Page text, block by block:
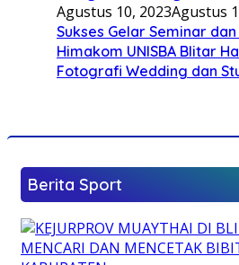
Agustus 10, 2023Agustus
Sukses Gelar Seminar
Himakom UNISBA Blitar
Fotografi Wedding dan
Berita Sport